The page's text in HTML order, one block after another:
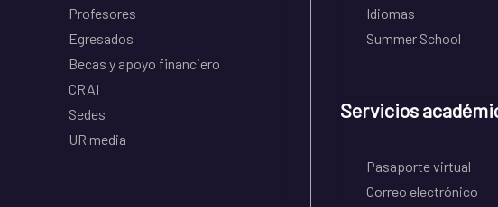
Profesores
Egresados
Becas y apoyo financiero
CRAI
Sedes
UR media
Idiomas
Summer School
Servicios
Pasaporte virtual
Correo electrónico